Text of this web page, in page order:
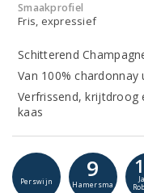
Smaakprofiel
Fris, expressief
Schitterend
Van 100%
Verfrissend,
kaas
Perswijn 9
Hamersma